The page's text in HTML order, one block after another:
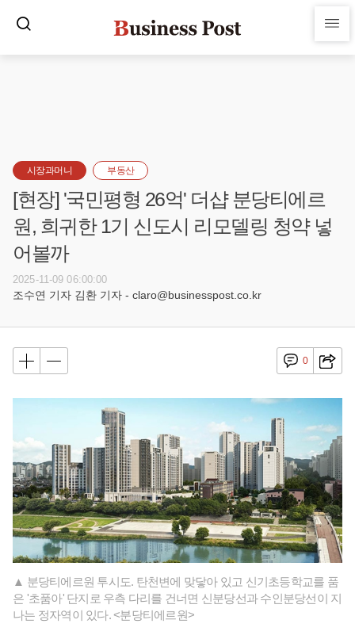
시장과머니 부동산
[현장] '국민평형 26억' 더샵 분당티에르
원, 희귀한 1기 신도시 리모델링 청약 넣
어볼까
2025-11-09 06:00:00
조수연 기자 김환 기자 - claro@businesspost.co.kr
0
▲ 분당티에르원 투시도. 탄천변에 맞닿아 있고 신기초등학교를 품
은 '초품아' 단지로 우측 다리를 건너면 신분당선과 수인분당선이 지
나는 정자역이 있다. <분당티에르원>